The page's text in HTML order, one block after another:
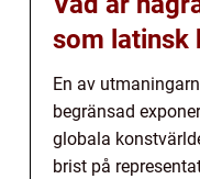
som latinsk
En av
begränsad
globala
brist på